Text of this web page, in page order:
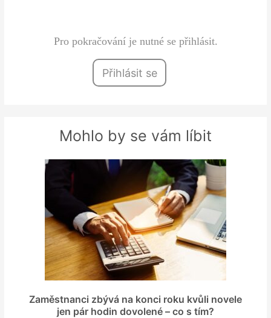
Pro pokračování je nutné se přihlásit.
Přihlásit se
Mohlo by se vám líbit
Zaměstnanci zbývá na konci roku kvůli novele
jen pár hodin dovolené – co s tím?